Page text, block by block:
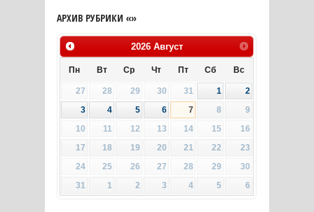
АРХИВ РУБРИКИ «»
2026 Август
Пн Вт Ср Чт Пт Сб Вс
27 28 29 30 31 1
2
3
4 5 6 7 8
9
10
11 12 13 14 15
16
17
18 19 20 21 22
23
24
25 26 27 28 29
30
31
1 2 3 4 5 6